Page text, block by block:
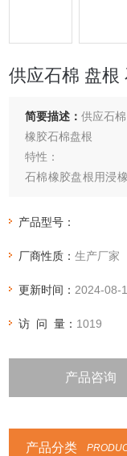
供应石棉 盘根
简要描述：供应石
橡胶石棉盘根
特性：
石棉橡胶盘根用浸
丝、铅丝、不锈钢
产品型号：
厂商性质：生产厂家
更新时间： 2024-08-
访 问 量： 1019
产品咨询
产品分类